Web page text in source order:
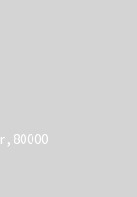
80000